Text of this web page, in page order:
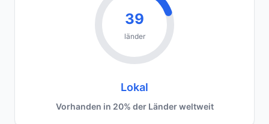
39
länder
Lokal
Vorhanden in 20% der Länder weltweit